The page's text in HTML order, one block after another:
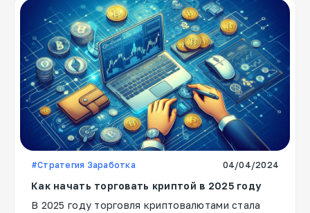
#Стратегия Заработка 04/04/2024
Как начать торговать криптой в 2025 году
В 2025 году торговля криптовалютами стала